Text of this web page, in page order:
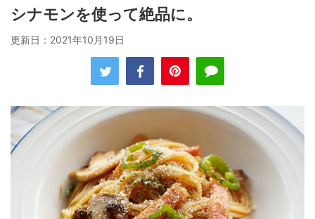
シナモンを使って絶品に。
更新日： 2021年10月19日